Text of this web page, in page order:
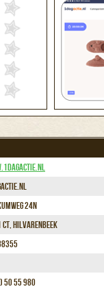
24n
CT, Hilvarenbeek
50 55 980